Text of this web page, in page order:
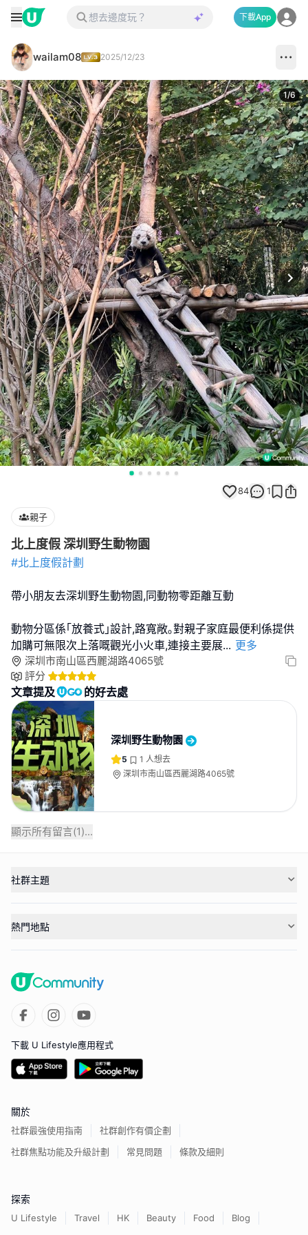
下載App
wailam08 2025/12/23
1/6
84 1
親子
北上度假 深圳野生動物園
#北上度假計劃
帶小朋友去深圳野生動物園,同動物零距離互動
動物分區係｢放養式｣設計,路寬敞｡對親子家庭最便利係提供
加購可無限次上落嘅觀光小火車,連接主要展... 更多
深圳市南山區西麗湖路4065號
評分
文章提及 的好去處
深圳野生動物園
5 1 人想去
深圳市南山區西麗湖路4065號
顯示所有留言(1)...
社群主題
熱門地點
下載 U Lifestyle應用程式
關於
社群最強使用指南
社群創作有價企劃
社群焦點功能及升級計劃
常見問題 條款及細則
探索
U Lifestyle Travel HK Beauty Food
Blog